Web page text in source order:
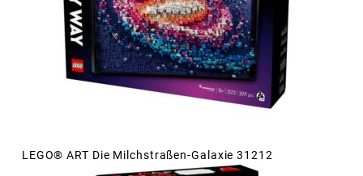
LEGO® ART Die Milchstraßen-Galaxie 31212